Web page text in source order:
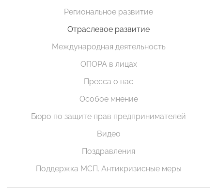
Региональное развитие
Отраслевое развитие
Международная деятельность
ОПОРА в лицах
Пресса о нас
Особое мнение
Бюро по защите прав предпринимателей
Видео
Поздравления
Поддержка МСП. Антикризисные меры